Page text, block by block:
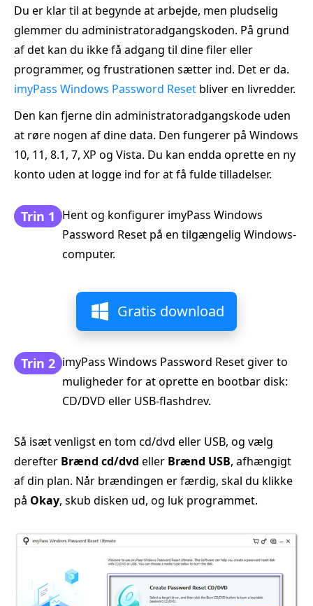
Du er klar til at begynde at arbejde, men pludselig
glemmer du administratoradgangskoden. På grund
af det kan du ikke få adgang til dine filer eller
programmer, og frustrationen sætter ind. Det er da.
imyPass Windows Password Reset bliver en livredder.
Den kan fjerne din administratoradgangskode uden
at røre nogen af dine data. Den fungerer på Windows
10, 11, 8.1, 7, XP og Vista. Du kan endda oprette en ny
konto uden at logge ind for at få fulde tilladelser.
Trin 1 Hent og konfigurer imyPass Windows
Password Reset på en tilgængelig Windows-
computer.
Gratis download
Trin 2 imyPass Windows Password Reset giver to
muligheder for at oprette en bootbar disk:
CD/DVD eller USB-flashdrev.
Så isæt venligst en tom cd/dvd eller USB, og vælg
derefter Brænd cd/dvd eller Brænd USB, afhængigt
af din plan. Når brændingen er færdig, skal du klikke
på Okay, skub disken ud, og luk programmet.